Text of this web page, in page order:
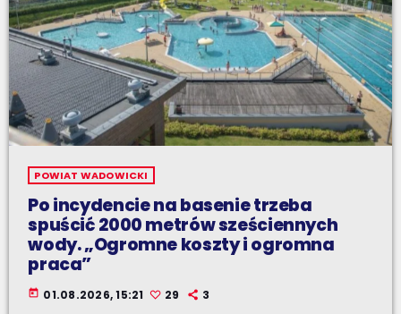
POWIAT WADOWICKI
Po incydencie na basenie trzeba
spuścić 2000 metrów sześciennych
wody. „Ogromne koszty i ogromna
praca”
today 01.08.2026, 15:21 29 3